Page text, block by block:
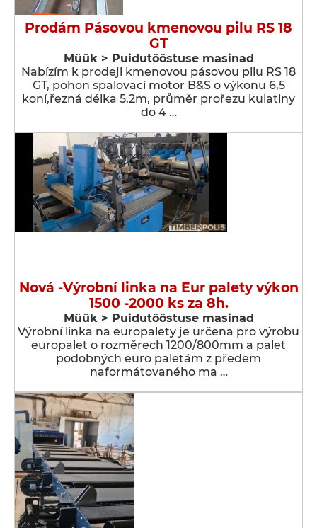
Prodám Pásovou kmenovou pilu RS 18
GT
Müük > Puidutööstuse masinad
Nabízím k prodeji kmenovou pásovou pilu RS 18
GT, pohon spalovací motor B&S o výkonu 6,5
koní,řezná délka 5,2m, průměr prořezu kulatiny
do 4 …
Nová -Výrobní linka na Eur palety výkon
1500 -2000 ks za 8h.
Müük > Puidutööstuse masinad
Výrobní linka na europalety je určena pro výrobu
europalet o rozměrech 1200/800mm a palet
podobných euro paletám z předem
naformátovaného ma …